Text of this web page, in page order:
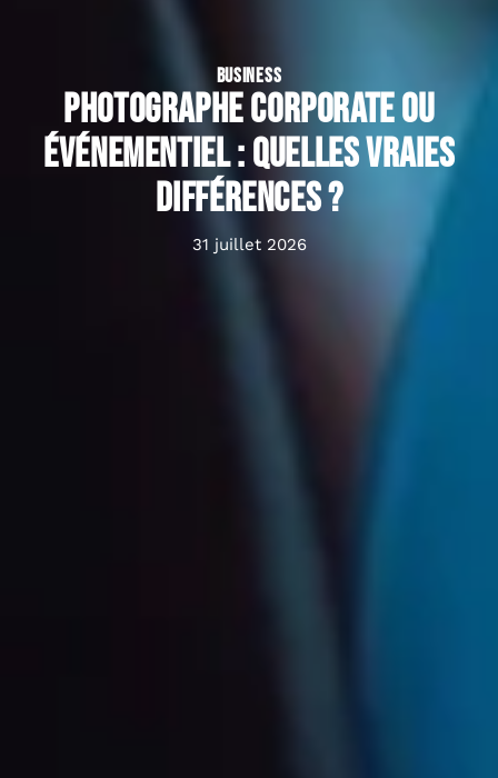
BUSINESS
Photographe corporate ou
événementiel : quelles vraies
différences ?
31 juillet 2026